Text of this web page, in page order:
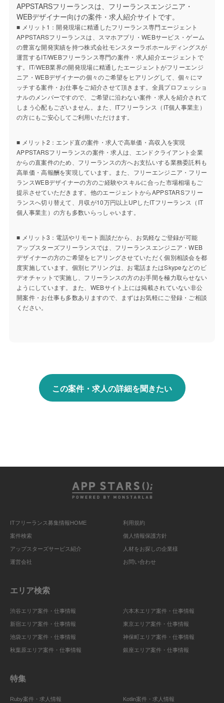
APPSTARSフリーランスは、フリーランスエンジニア・
WEBデザイナー向けの案件・求人紹介サイトです。
■ メリット1：開発現場に精通したフリーランス専門エージェント
APPSTARSフリーランスは、スマホアプリ・WEBサービス・ゲーム
の豊富な開発実績を持つ株式会社モンスターラボホールディングスが
運営するIT/WEBフリーランス専門の案件・求人紹介エージェントで
す。IT/WEB業界の開発現場に精通したエージェントがフリーエンジ
ニア・WEBデザイナーの個々のご希望をヒアリングして、個々にマ
ッチする案件・お仕事をご紹介させて頂きます。全員プロフェッショ
ナルのメンバーですので、ご希望に沿わない案件・求人を紹介されて
しまう心配もございません。また、ITフリーランス（IT個人事業主）
の方にもご安心してご利用いただけます。
■ メリット2：エンド直の案件・求人で高単価・高収入を実現
APPSTARSフリーランスの案件・求人は、エンドクライアント企業
からの直案件のため、フリーランスの方へお支払いする業務委託料も
高単価・高報酬を実現しています。また、フリーエンジニア・フリー
ランスWEBデザイナーの方のご経験やスキルに合った市場相場もご
提示させていただきます。他のエージェントからAPPSTARSフリー
ランスへ切り替えて、月収が10万円以上UPしたITフリーランス（IT
個人事業主）の方も多数いらっしゃいます。
■ メリット3：電話やリモート面談だから、お気軽なご登録が可能
アップスターズフリーランスでは、フリーランスエンジニア・WEB
デザイナーの方のご希望をヒアリングさせていただく個別相談会を都
度実施しています。個別ヒアリングは、お電話またはSkypeなどのビ
デオチャットで実施し、フリーランスの方のお手間を極力取らせない
ようにしています。また、WEBサイト上には掲載されていない非公
開案件・お仕事も多数ありますので、まずはお気軽にご登録・ご相談
ください。
この案件・求人の詳細を聞きたい
ITフリーランス募集情報HOME
案件検索
アップスターズサービス紹介
運営会社
利用規約
個人情報保護方針
人材をお探しの企業様
お問い合わせ
エリア検索
渋谷エリア案件・仕事情報
新宿エリア案件・仕事情報
池袋エリア案件・仕事情報
秋葉原エリア案件・仕事情報
六本木エリア案件・仕事情報
東京エリア案件・仕事情報
神保町エリア案件・仕事情報
銀座エリア案件・仕事情報
特集
Ruby案件・求人情報 Kotlin案件・求人情報